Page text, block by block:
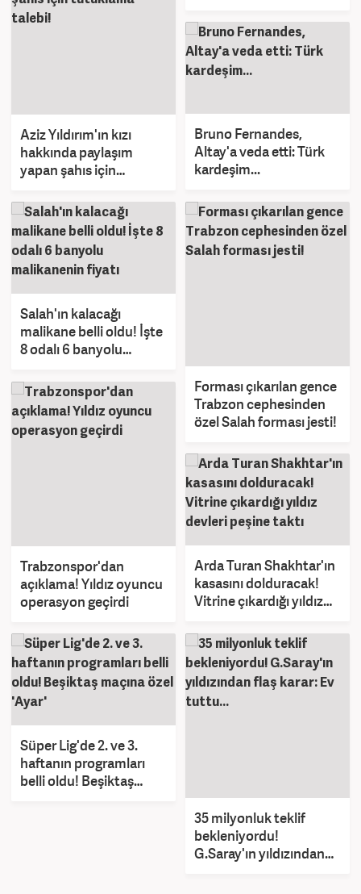
Aziz Yıldırım'ın kızı
hakkında paylaşım
yapan şahıs için
Bruno Fernandes,
Altay'a veda etti: Türk
kardeşim...
Salah'ın kalacağı
malikane belli oldu! İşte
8 odalı 6 banyolu
Forması çıkarılan gence
Trabzon cephesinden
özel Salah forması jesti!
Trabzonspor'dan
açıklama! Yıldız oyuncu
operasyon geçirdi
Arda Turan Shakhtar'ın
kasasını dolduracak!
Vitrine çıkardığı yıldız
Süper Lig'de 2. ve 3.
haftanın programları
belli oldu! Beşiktaş
35 milyonluk teklif
bekleniyordu!
G.Saray'ın yıldızından